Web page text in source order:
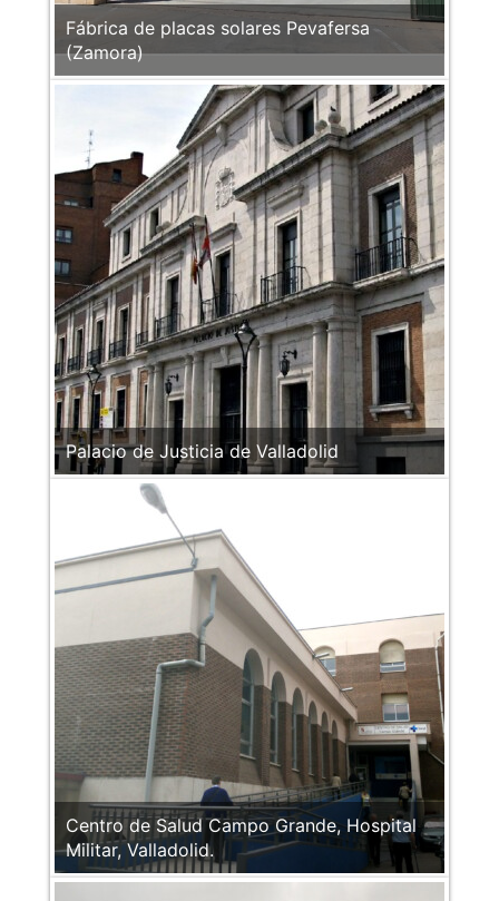
Fábrica de placas solares Pevafersa
(Zamora)
Palacio de Justicia de Valladolid
Centro de Salud Campo Grande, Hospital
Militar, Valladolid.